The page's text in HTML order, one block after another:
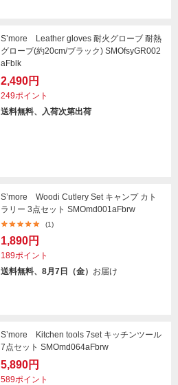
S’more Leather gloves 耐火グローブ 耐熱
グローブ(約20cm/ブラック) SMOfsyGR002
aFblk
2,490円
249ポイント
送料無料、入荷次第出荷
S’more Woodi Cutlery Set キャンプ カト
ラリー 3点セット SMOmd001aFbrw
(1)
1,890円
189ポイント
送料無料、8月7日（金） お届け
S’more Kitchen tools 7set キッチンツール
7点セット SMOmd064aFbrw
5,890円
589ポイント